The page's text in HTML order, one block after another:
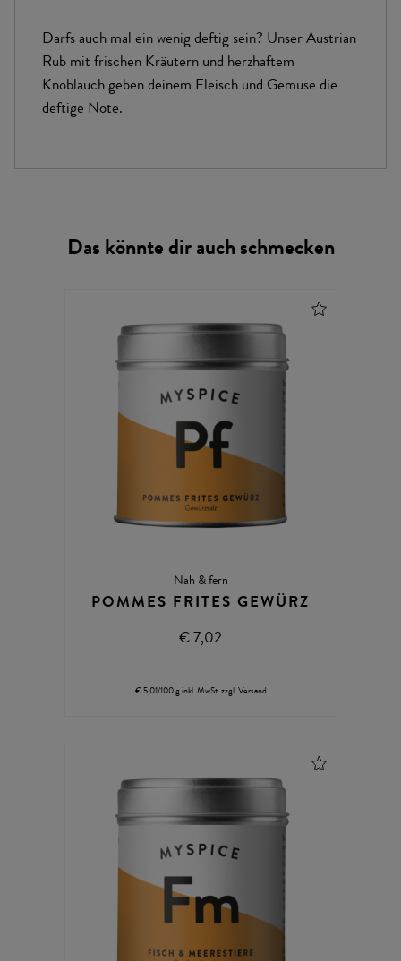
Darfs auch mal ein wenig deftig sein? Unser Austrian
Rub mit frischen Kräutern und herzhaftem
Knoblauch geben deinem Fleisch und Gemüse die
deftige Note.
Das könnte dir auch schmecken
Nah & fern
POMMES FRITES GEWÜRZ
€ 7,02
€ 5,01/100 g inkl. MwSt.zzgl.Versand